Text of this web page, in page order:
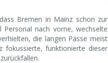
Bremen in Mainz schon zur
nach vorne, wechselte
die langen Pässe meist
fokussierte, funktionierte dieser